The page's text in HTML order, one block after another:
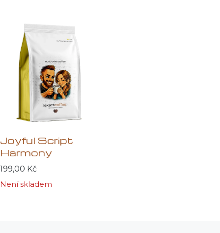
Joyful Script
Harmony
199,00 Kč
Není skladem